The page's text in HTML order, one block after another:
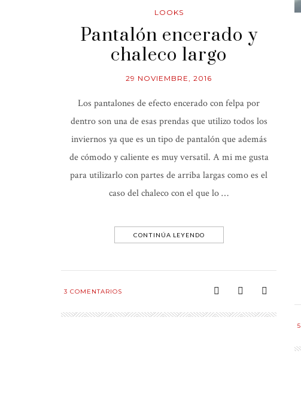
LOOKS
Pantalón encerado y
chaleco largo
29 NOVIEMBRE, 2016
Los pantalones de efecto encerado con felpa por
dentro son una de esas prendas que utilizo todos los
inviernos ya que es un tipo de pantalón que además
de cómodo y caliente es muy versatil. A mi me gusta
para utilizarlo con partes de arriba largas como es el
caso del chaleco con el que lo …
CONTINÚA LEYENDO
3 COMENTARIOS
5